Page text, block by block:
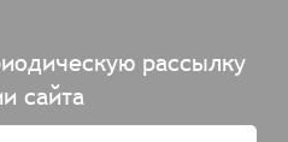
рассылку
сайта